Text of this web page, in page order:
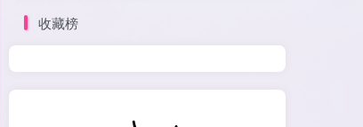
收藏榜